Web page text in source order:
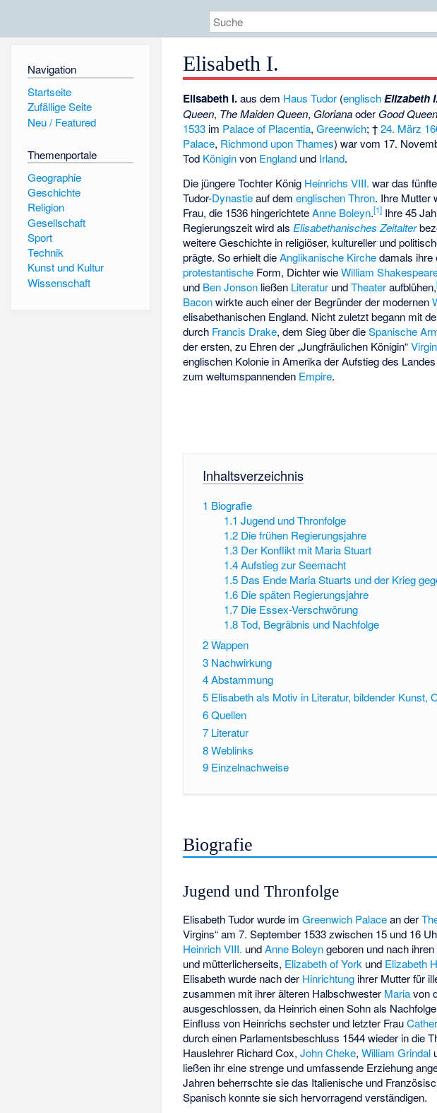
Navigation
Startseite
Zufällige Seite
Neu / Featured
Themenportale
Geographie
Geschichte
Religion
Gesellschaft
Sport
Technik
Kunst und Kultur
Wissenschaft
Elisabeth I.
Elisabeth I.aus dem Haus Tudor (englisch Elizabeth I.
Queen, The Maiden Queen, Glorianaoder Good
1533 im Palace of Placentia,Greenwich; †24. März
Palace, Richmond upon Thames) war vom 17.
Tod Königinvon England und Irland.
Die jüngere Tochter König Heinrichs VIII. war das
Tudor-Dynastieauf demenglischen Thron. Ihre Mutter
Frau, die 1536 hingerichteteAnne Boleyn.[1] Ihre 45
Regierungszeit wird als Elisabethanisches Zeitalter
weitere Geschichte in religiöser, kultureller und
prägte. So erhielt dieAnglikanische Kirchedamals ihre
protestantische Form, Dichter wieWilliam
und Ben Jonson ließen Literatur undTheateraufblühen,
Baconwirkte auch einer der Begründer der modernen
elisabethanischen England. Nicht zuletzt begann mit
durch Francis Drake, dem Sieg über dieSpanische
der ersten, zu Ehren der „Jungfräulichen Königin“
englischen Kolonie in Amerika der Aufstieg des
zum weltumspannenden Empire.
Inhaltsverzeichnis
1 Biografie
1.1 Jugend und Thronfolge
1.2 Die frühen Regierungsjahre
1.3 Der Konflikt mit Maria Stuart
1.4 Aufstieg zur Seemacht
1.5 Das Ende Maria Stuarts und der Krieg
1.6 Die späten Regierungsjahre
1.7 Die Essex-Verschwörung
1.8 Tod, Begräbnis und Nachfolge
2Wappen
3 Nachwirkung
4Abstammung
5 Elisabeth als Motiv in Literatur, bildender Kunst,
6Quellen
7 Literatur
8Weblinks
9 Einzelnachweise
Biografie
Jugend und Thronfolge
Elisabeth Tudor wurde imGreenwich Palacean der
Virgins“ am 7. September 1533 zwischen 15 und 16
Heinrich VIII. undAnne Boleyngeboren und nach
und mütterlicherseits, Elizabeth of York und Elizabeth
Elisabeth wurde nach der Hinrichtung ihrer Mutter für
zusammen mit ihrer älteren Halbschwester Mariavon
ausgeschlossen, da Heinrich einen Sohn als
Einfluss von Heinrichs sechster und letzter Frau
durch einen Parlamentsbeschluss 1544 wieder in die
Hauslehrer Richard Cox,John Cheke,William Grindal
ließen ihr eine strenge und umfassende Erziehung
Jahren beherrschte sie das Italienische und
Spanisch konnte sie sich hervorragend verständigen.